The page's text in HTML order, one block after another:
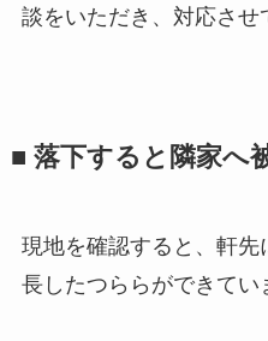
談をいただき、対応させ
■ 落下すると隣家へ
現地を確認すると、軒
長したつららができてい